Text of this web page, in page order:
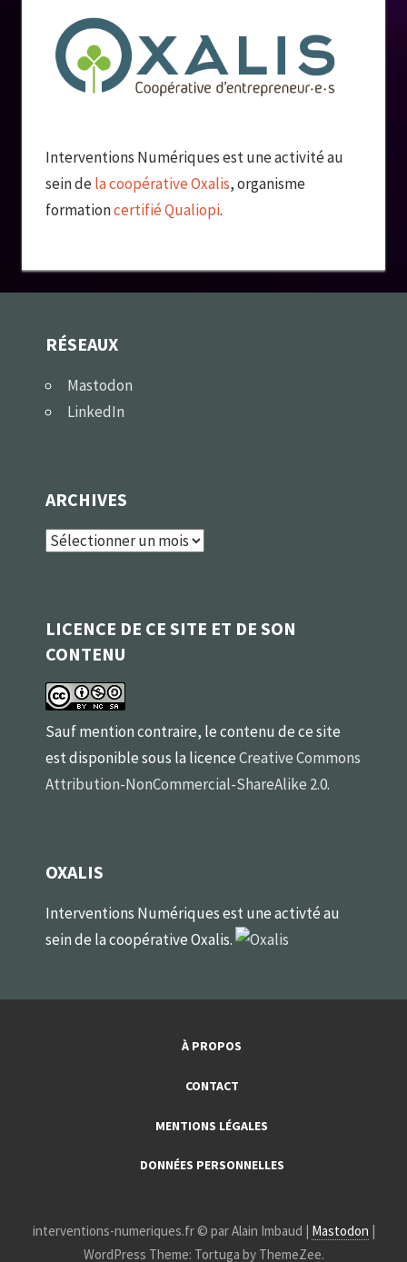
Interventions Numériques est une activité au
sein dela coopérative Oxalis, organisme
formationcertifié Qualiopi.
RÉSEAUX
Mastodon
LinkedIn
ARCHIVES
Archives
LICENCE DE CE SITE ET DE SON
CONTENU
Sauf mention contraire, le contenu de ce site
est disponible sous la licenceCreative Commons
Attribution-NonCommercial-ShareAlike 2.0.
OXALIS
Interventions Numériques est une activté au
sein de la coopérative Oxalis.
À PROPOS
CONTACT
MENTIONS LÉGALES
DONNÉES PERSONNELLES
interventions-numeriques.fr © par Alain Imbaud | Mastodon |
WordPress Theme: Tortuga by ThemeZee.